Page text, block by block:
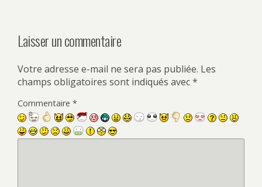
Laisser un commentaire
Votre adresse e-mail ne sera pas publiée. Les
champs obligatoires sont indiqués avec*
Commentaire *